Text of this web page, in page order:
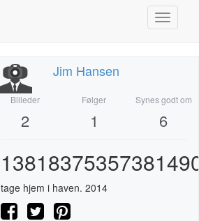
Toggle
Jim Hansen
Billeder
2
Følger
1
Synes godt om
6
tage hjem i haven. 2014